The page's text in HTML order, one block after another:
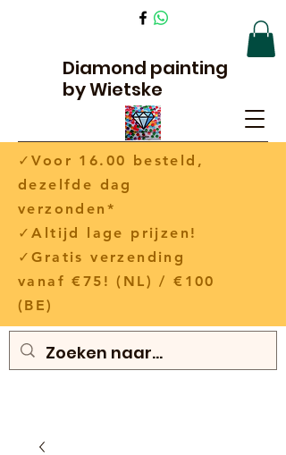
Diamond painting
by Wietske
✓Voor 16.00 besteld,
dezelfde dag
verzonden*
✓Altijd lage prijzen!
✓Gratis verzending
vanaf €75! (NL) / €100
(BE)